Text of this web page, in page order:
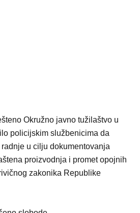
Okružno javno tužilaštvo u
policijskim službenicima da
u cilju dokumentovanja
proizvodnja i promet opojnih
zakonika Republike